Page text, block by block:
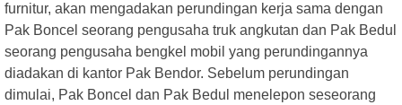
furnitur, akan mengadakan perundingan kerja sama dengan
Pak Boncel seorang pengusaha truk angkutan dan Pak Bedul
seorang pengusaha bengkel mobil yang perundingannya
diadakan di kantor Pak Bendor. Sebelum perundingan
dimulai, Pak Boncel dan Pak Bedul menelepon seseorang